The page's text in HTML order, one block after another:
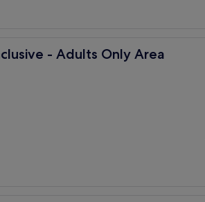
- Adults Only Area
Only Area